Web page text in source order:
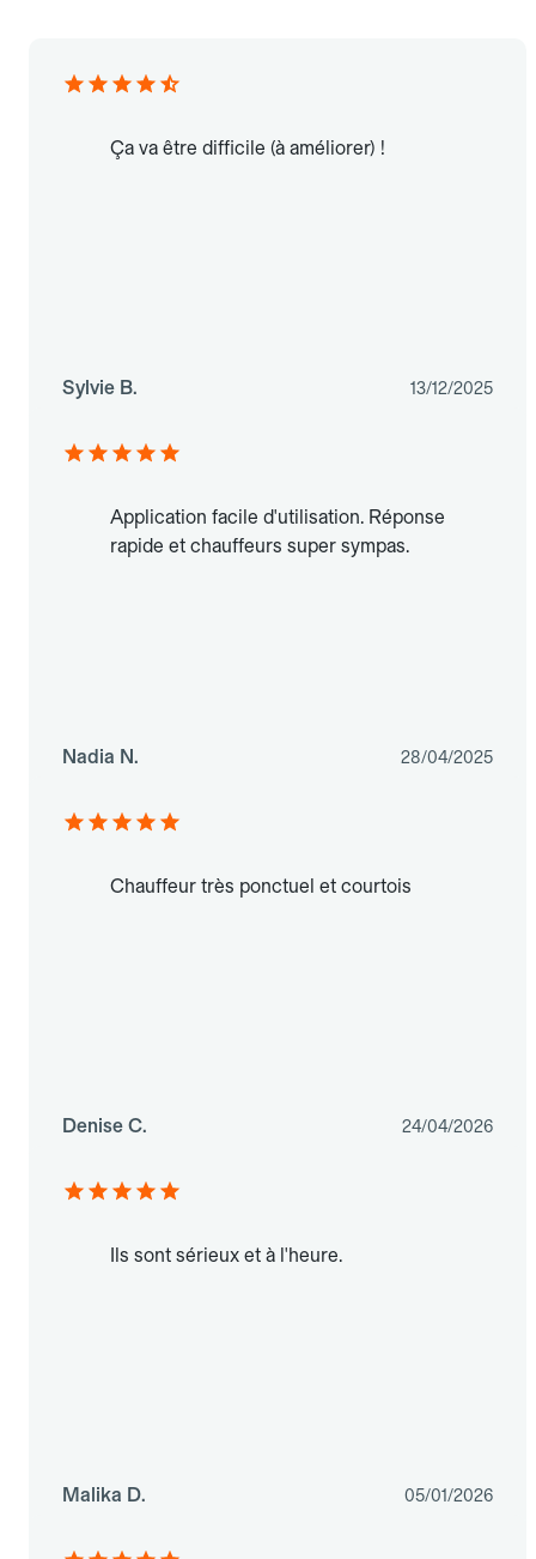
Ça va être difficile (à améliorer) !
Sylvie B. 13/12/2025
Application facile d'utilisation. Réponse
rapide et chauffeurs super sympas.
Nadia N. 28/04/2025
Chauffeur très ponctuel et courtois
Denise C. 24/04/2026
Ils sont sérieux et à l'heure.
Malika D. 05/01/2026